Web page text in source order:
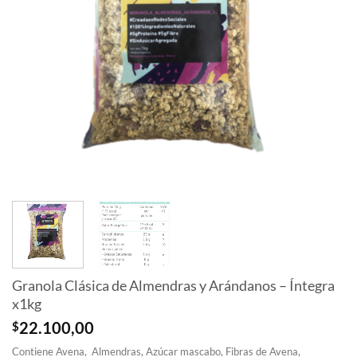
Granola Clásica de Almendras y Arándanos – Íntegra
x1kg
$22.100,00
Contiene Avena, Almendras, Azúcar mascabo, Fibras de Avena,